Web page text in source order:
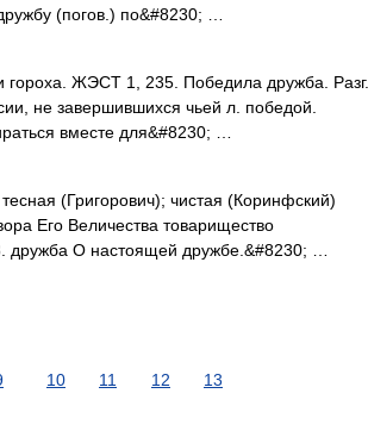
(погов.) по&#8230; …
ЖЭСТ 1, 235. Победила дружба. Разг.
не завершившихся чьей л. победой.
вместе для&#8230; …
(Григорович); чистая (Коринфский)
Его Величества товарищество
дружба О настоящей дружбе.&#8230; …
10 11 12 13